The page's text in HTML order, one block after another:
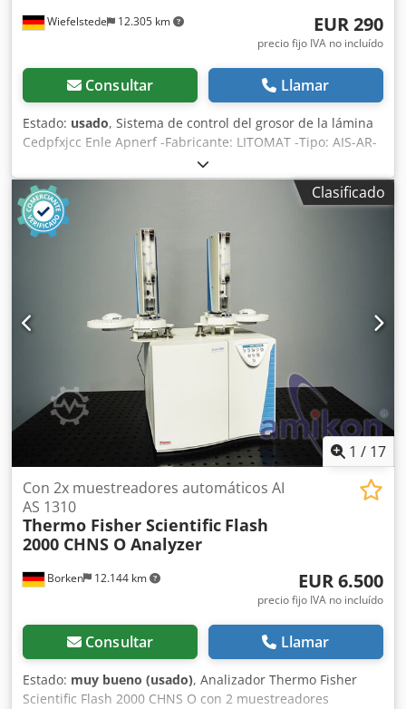
Wiefelstede 12.305 km EUR 290
precio fijo IVA no incluído
Consultar Llamar
Estado: usado, Sistema de control del grosor de la lámina
Cedpfxjcc Enle Apnerf -Fabricante: LITOMAT -Tipo: AIS-AR-
1016 -Cantidad: 1 unidad disponible -Precio: por unidad -
Dimensiones: 145/165/75 mm (alto) -Peso: 0,6 kg por
unidad
Clasificado
1 / 17
Borken 12.144 km
Con 2x muestreadores automáticos AI
AS 1310
Thermo Fisher Scientific Flash
2000 CHNS O Analyzer
EUR 6.500
precio fijo IVA no incluído
Consultar Llamar
Estado: muy bueno (usado), Analizador Thermo Fisher
Scientific Flash 2000 CHNS O con 2 muestreadores